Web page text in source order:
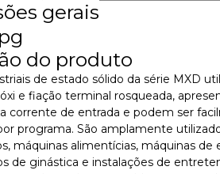
gerais
do produto
de estado sólido da série MXD
e fiação terminal rosqueada,
corrente de entrada e podem ser
programa. São amplamente
máquinas alimentícias, máquinas
de ginástica e instalações de